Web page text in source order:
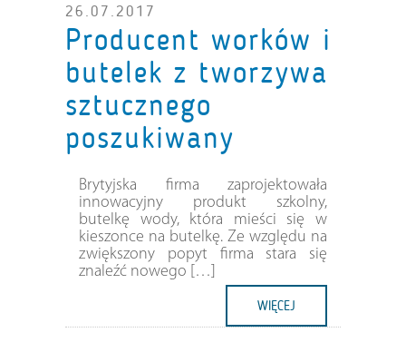
26.07.2017
Producent worków i
butelek z tworzywa
sztucznego
poszukiwany
Brytyjska firma zaprojektowała
innowacyjny produkt szkolny,
butelkę wody, która mieści się w
kieszonce na butelkę. Ze względu na
zwiększony popyt firma stara się
znaleźć nowego […]
WIĘCEJ